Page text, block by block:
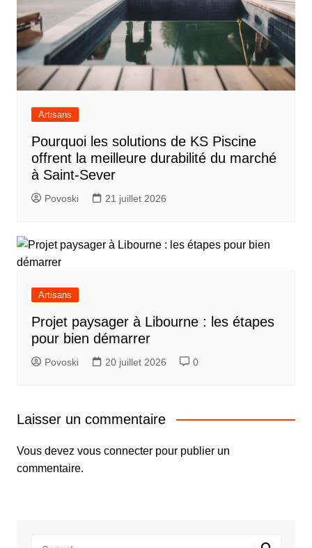
Artisans
Pourquoi les solutions de KS Piscine
offrent la meilleure durabilité du marché
à Saint-Sever
Povoski 21 juillet 2026
Artisans
Projet paysager à Libourne : les étapes
pour bien démarrer
Povoski 20 juillet 2026 0
Laisser un commentaire
Vous devez vous connecterpour publier un
commentaire.